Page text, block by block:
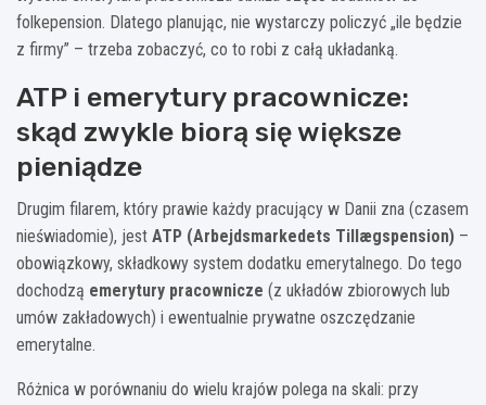
folkepension. Dlatego planując, nie wystarczy policzyć „ile będzie
z firmy” – trzeba zobaczyć, co to robi z całą układanką.
ATP i emerytury pracownicze:
skąd zwykle biorą się większe
pieniądze
Drugim filarem, który prawie każdy pracujący w Danii zna (czasem
nieświadomie), jest ATP (Arbejdsmarkedets Tillægspension) –
obowiązkowy, składkowy system dodatku emerytalnego. Do tego
dochodzą emerytury pracownicze (z układów zbiorowych lub
umów zakładowych) i ewentualnie prywatne oszczędzanie
emerytalne.
Różnica w porównaniu do wielu krajów polega na skali: przy